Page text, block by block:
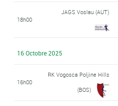
18h00
JAGS Voslau (AUT)
16 Octobre 2025
16h00
RK Vogosca Poljine Hills
(BOS)